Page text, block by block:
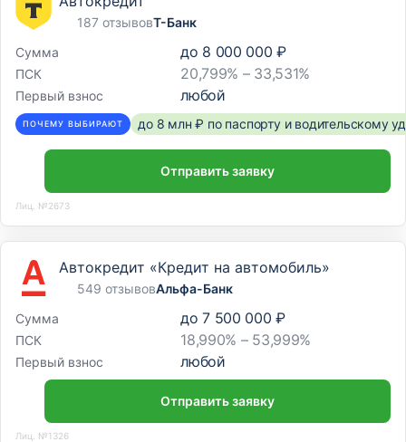
187 отзывовТ-Банк
Сумма
до 8 000 000 ₽
ПСК 20,799% – 33,531%
Первый взнос любой
ПОЧЕМУ ВЫБИРАЮТ до 8 млн ₽ по паспорту и водительскому
Отправить заявку
Лиц. №2673
Автокредит «Кредит на автомобиль»
549 отзывовАльфа-Банк
Сумма
до 7 500 000 ₽
ПСК 18,990% – 53,999%
Первый взнос любой
Отправить заявку
Лиц. №1326